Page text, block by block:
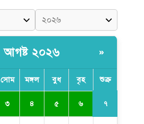
আগষ্ট ২০২৬ »
সোম মঙ্গল বুধ বৃহ শুক্র
৩ ৪ ৫ ৬ ৭